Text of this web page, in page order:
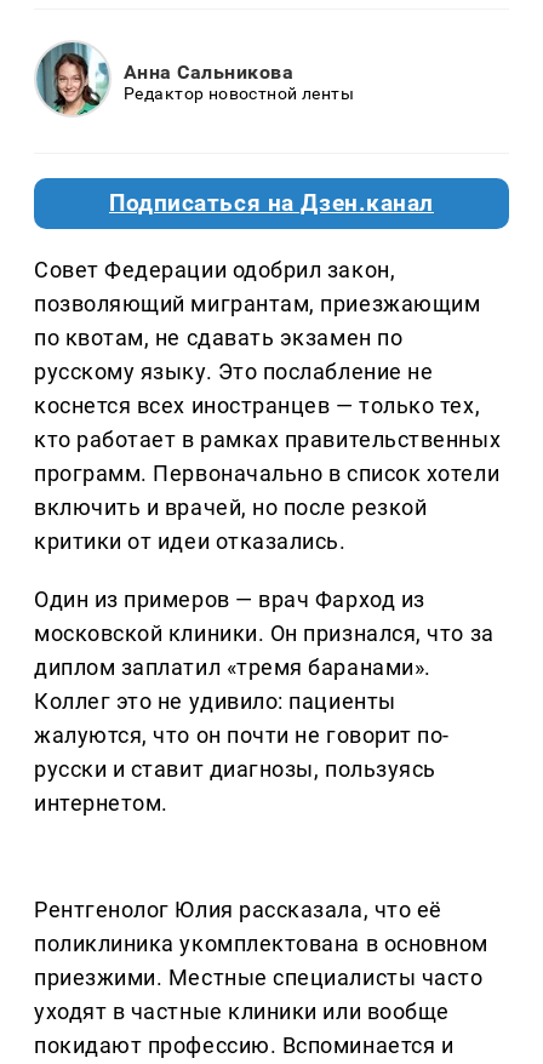
Анна Сальникова
Редактор новостной ленты
Подписаться на Дзен.канал
Совет Федерации одобрил закон,
позволяющий мигрантам, приезжающим
по квотам, не сдавать экзамен по
русскому языку. Это послабление не
коснется всех иностранцев — только тех,
кто работает в рамках правительственных
программ. Первоначально в список хотели
включить и врачей, но после резкой
критики от идеи отказались.
Один из примеров — врач Фарход из
московской клиники. Он признался, что за
диплом заплатил «тремя баранами».
Коллег это не удивило: пациенты
жалуются, что он почти не говорит по-
русски и ставит диагнозы, пользуясь
интернетом.
Рентгенолог Юлия рассказала, что её
поликлиника укомплектована в основном
приезжими. Местные специалисты часто
уходят в частные клиники или вообще
покидают профессию. Вспоминается и